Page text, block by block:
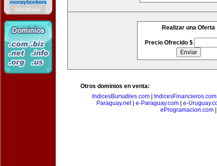
Realizar una Oferta
Precio Ofrecido $
Otros dominios en venta:
IndicesBursatiles.com
IndicesFinancieros.com
Paraguay.net| e-Paraguay.com| e-
eProgramacion.com